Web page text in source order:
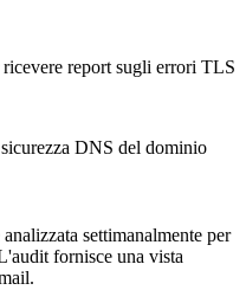
report sugli errori TLS
DNS del dominio
settimanalmente per
fornisce una vista